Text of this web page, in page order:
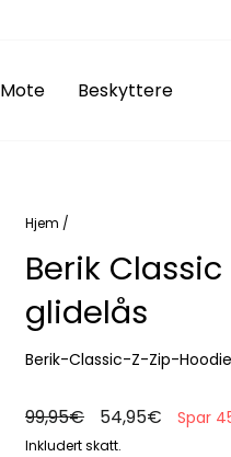
Mote Beskyttere
Hjem /
Berik
glidelås
Berik-Classic-Z-Zip-
Ordinær
pris
99,95€ Salgspris
54,95€ Spar
Inkludert skatt.